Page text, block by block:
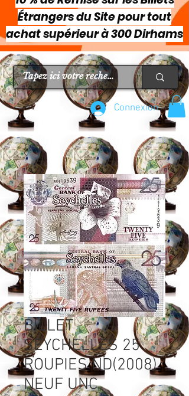
Étrangers du Site pour tout
achat supérieur à 300 Dirhams
Connexion
BILLET
SEYCHELLES 25
ROUPIES ND(2008)
NEUF UNC